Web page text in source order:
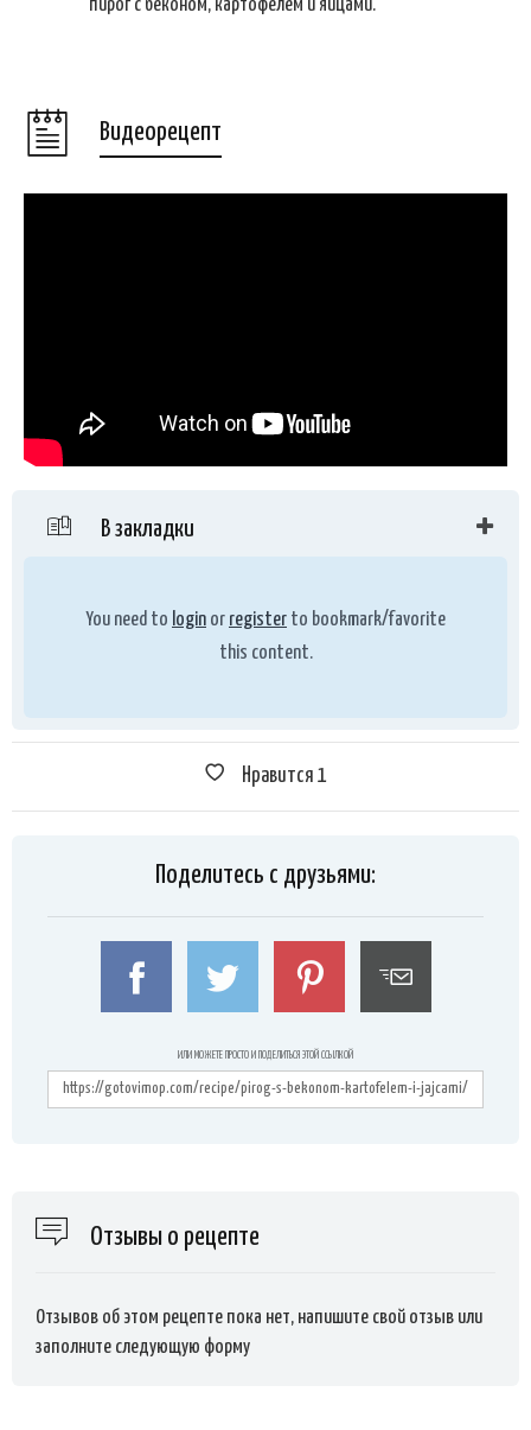
пирог с беконом, картофелем и яйцами.
Видеорецепт
В закладки
You need to login or register to bookmark/favorite
this content.
Нравится 1
Поделитесь с друзьями:
ИЛИ МОЖЕТЕ ПРОСТО И ПОДЕЛИТЬСЯ ЭТОЙ ССЫЛКОЙ
Отзывы о рецепте
Отзывов об этом рецепте пока нет, напишите свой отзыв или
заполните следующую форму